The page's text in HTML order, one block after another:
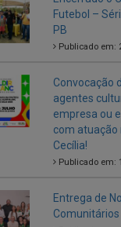
Convocação
agentes
empresa ou
Cecília!
Publicado em:
Entrega de
Comunitários
Publicado em:
SANTA